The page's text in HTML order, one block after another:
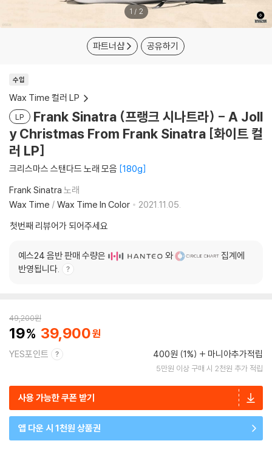
1 / 2
파트너샵 공유하기
수입
Wax Time 컬러 LP
LP
Frank Sinatra (프랭크 시나트라) - A Joll
y Christmas From Frank Sinatra [화이트 컬
러 LP]
크리스마스 스탠다드 노래 모음 180g
Frank Sinatra 노래
Wax Time / Wax Time In Color
2021.11.05.
첫번째 리뷰어가 되어주세요
예스24 음반 판매 수량은 와
집계에
반영됩니다.
49,200원
19 39,900
YES포인트 400원 (1%) 마니아추가적립
5만원 이상 구매 시 2천원 추가 적립
사용 가능한 쿠폰 받기
앱 다운 시 1천원 상품권